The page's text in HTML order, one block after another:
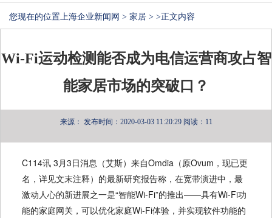
您现在的位置上海企业新闻网 > 家居 > >正文内容
Wi-Fi运动检测能否成为电信运营商攻占智
能家居市场的突破口？
来源： 发布时间：2020-03-03 11:20:29 阅读：11
C114讯 3月3日消息（艾斯）来自Omdia（原Ovum，现已更
名，详见文末注释）的最新研究报告称，在宽带演进中，最
激动人心的新进展之一是“智能Wi-Fi”的推出——具有Wi-Fi功
能的家庭网关，可以优化家庭Wi-Fi体验，并实现软件功能的